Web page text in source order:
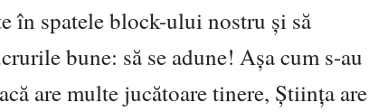
în spatele block-ului nostru și să
bune: să se adune! Așa cum s-au
are multe jucătoare tinere, Știința are